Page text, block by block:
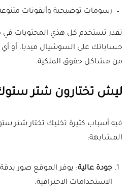
رسومات توضيحية وأيقونات
تقدر تستخدم كل هذي المحتويات في
حساباتك على السوشيال ميديا، أو
من مشاكل حقوق الملكية.
ليش تختارون شتر
فيه أسباب كثيرة تخليك تختار شتر
المشابهة:
جودة عالية
الاستخدامات الاحترافية.